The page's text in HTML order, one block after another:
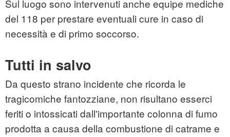
Sul luogo sono intervenuti anche equipe mediche
del 118 per prestare eventuali cure in caso di
necessità e di primo soccorso.
Tutti in salvo
Da questo strano incidente che ricorda le
tragicomiche fantozziane, non risultano esserci
feriti o intossicati dall'importante colonna di fumo
prodotta a causa della combustione di catrame e